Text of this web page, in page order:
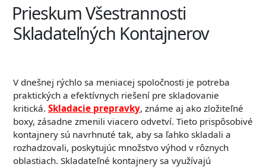
Prieskum Všestrannosti
Skladateľných Kontajnerov
V dnešnej rýchlo sa meniacej spoločnosti je potreba
praktických a efektívnych riešení pre skladovanie
kritická. Skladacie prepravky, známe aj ako zložiteľné
boxy, zásadne zmenili viacero odvetví. Tieto prispôsobivé
kontajnery sú navrhnuté tak, aby sa ľahko skladali a
rozhadzovali, poskytujúc množstvo výhod v rôznych
oblastiach. Skladateľné kontajnery sa využívajú